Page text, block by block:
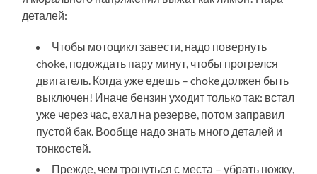
деталей:
Чтобы мотоцикл завести, надо повернуть
choke, подождать пару минут, чтобы прогрелся
двигатель. Когда уже едешь – choke должен быть
выключен! Иначе бензин уходит только так: встал
уже через час, ехал на резерве, потом заправил
пустой бак. Вообще надо знать много деталей и
тонкостей.
Прежде, чем тронуться с места – убрать ножку,